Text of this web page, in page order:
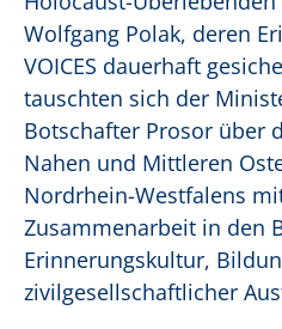
Wolfgang Polak, deren
VOICES dauerhaft
tauschten sich der
Botschafter Prosor über
Nahen und Mittleren
Nordrhein-Westfalens
Zusammenarbeit in den
Erinnerungskultur,
zivilgesellschaftlicher